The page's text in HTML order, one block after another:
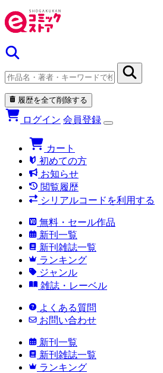
履歴を全て削除する
ログイン 会員登録
カート
初めての方
お知らせ
閲覧履歴
シリアルコードを利用する
無料・セール作品
新刊一覧
新刊雑誌一覧
ランキング
ジャンル
雑誌・レーベル
よくある質問
お問い合わせ
新刊一覧
新刊雑誌一覧
ランキング